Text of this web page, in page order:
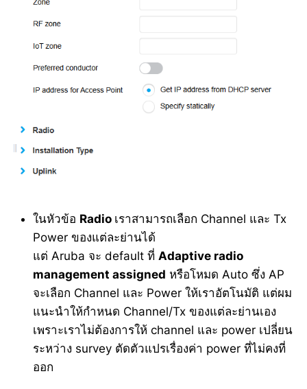
ในหัวข้อ Radio เราสามารถเลือก Channel และ Tx
Power ของแต่ละย่านได้
แต่ Aruba จะ default ที่ Adaptive radio
management assigned หรือโหมด Auto ซึ่ง AP
จะเลือก Channel และ Power ให้เราอัตโนมัติ แต่ผม
แนะนำให้กำหนด Channel/Tx ของแต่ละย่านเอง
เพราะเราไม่ต้องการให้ channel และ power เปลี่ยน
ระหว่าง survey ตัดตัวแปรเรื่องค่า power ที่ไม่คงที่
ออก